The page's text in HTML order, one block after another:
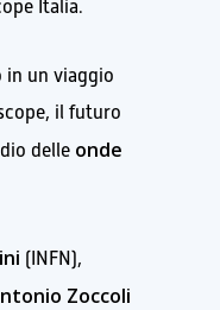
Italia.
in un viaggio
il futuro
delle onde
(INFN),
Zoccoli